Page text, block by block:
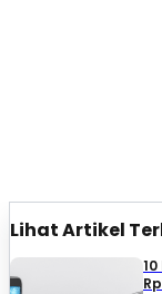
Lihat Artikel